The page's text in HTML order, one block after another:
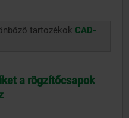
tartozékok CAD-
a rögzítőcsapok